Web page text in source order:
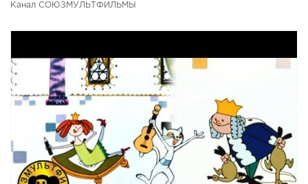
Канал СОЮЗМУЛЬТФИЛЬМЫ